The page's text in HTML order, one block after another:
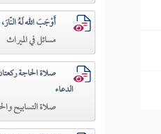
أَوْجَبَ الله لَهُ
مسائل في الميراث
صلاة الحاجة
الدعاء
صلاة التسابيح